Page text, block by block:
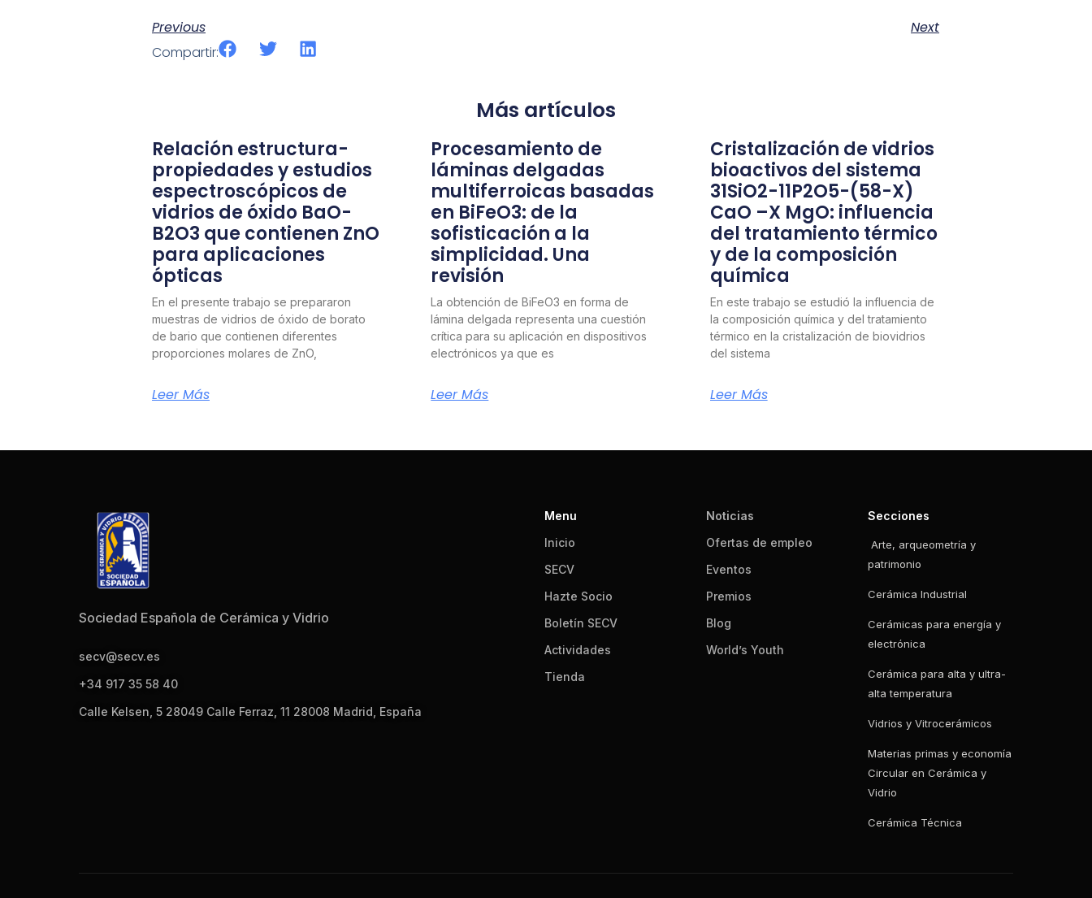
Previous
Next
Compartir:
Más artículos
Relación estructura-
propiedades y estudios
espectroscópicos de
vidrios de óxido BaO-
B2O3 que contienen ZnO
para aplicaciones
ópticas
En el presente trabajo se prepararon
muestras de vidrios de óxido de borato
de bario que contienen diferentes
proporciones molares de ZnO,
Leer Más
Procesamiento de
láminas delgadas
multiferroicas basadas
en BiFeO3: de la
sofisticación a la
simplicidad. Una
revisión
La obtención de BiFeO3 en forma de
lámina delgada representa una cuestión
crítica para su aplicación en dispositivos
electrónicos ya que es
Leer Más
Cristalización de vidrios
bioactivos del sistema
31SiO2-11P2O5-(58-X)
CaO –X MgO: influencia
del tratamiento térmico
y de la composición
química
En este trabajo se estudió la influencia de
la composición química y del tratamiento
térmico en la cristalización de biovidrios
del sistema
Leer Más
Sociedad Española de Cerámica y Vidrio
secv@secv.es
+34 917 35 58 40
Calle Kelsen, 5 28049 Calle Ferraz, 11 28008 Madrid, España
Menu
Inicio
SECV
Hazte Socio
Boletín SECV
Actividades
Tienda
Noticias
Ofertas de empleo
Eventos
Premios
Blog
World’s Youth
Secciones
Arte, arqueometría y
patrimonio
Cerámica Industrial
Cerámicas para energía y
electrónica
Cerámica para alta y ultra-
alta temperatura
Vidrios y Vitrocerámicos
Materias primas y economía
Circular en Cerámica y
Vidrio
Cerámica Técnica